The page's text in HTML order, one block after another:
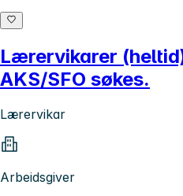
Lærervikarer
AKS/SFO søkes.
Lærervikar
Arbeidsgiver